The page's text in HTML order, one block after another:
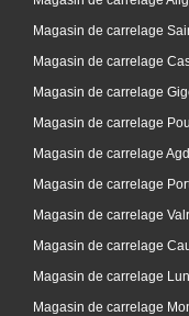
Magasin de carrelage
Magasin de carrelage
Magasin de carrelage
Magasin de carrelage
Magasin de carrelage
Magasin de carrelage
Magasin de carrelage
Magasin de carrelage
Magasin de carrelage
Magasin de carrelage